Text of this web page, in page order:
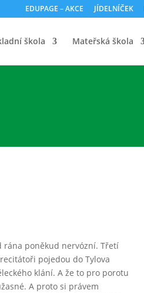
EDUPAGE – AKCE JÍDELNÍČEK
škola Mateřská škola
rána poněkud nervózní. Třetí
pojedou do Tylova
klání. A že to pro porotu
A proto si právem